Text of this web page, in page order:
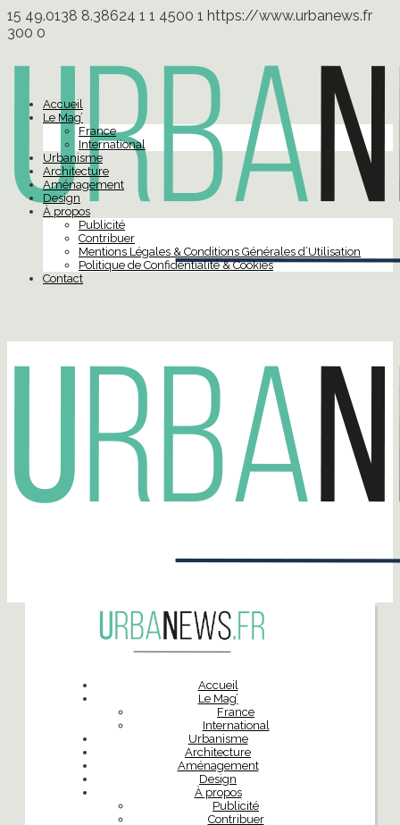
15 49.0138 8.38624 1 1 4500 1 https://www.urbanews.fr
300 0
Accueil
Le Mag’
France
International
Urbanisme
Architecture
Aménagement
Design
À propos
Publicité
Contribuer
Mentions Légales & Conditions Générales d’Utilisation
Politique de Confidentialité & Cookies
Contact
Accueil
Le Mag’
France
International
Urbanisme
Architecture
Aménagement
Design
À propos
Publicité
Contribuer